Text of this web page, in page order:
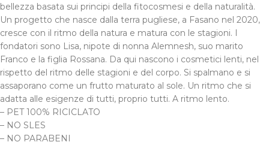
bellezza basata sui principi della fitocosmesi e della naturalità.
Un progetto che nasce dalla terra pugliese, a Fasano nel 2020,
cresce con il ritmo della natura e matura con le stagioni. I
fondatori sono Lisa, nipote di nonna Alemnesh, suo marito
Franco e la figlia Rossana. Da qui nascono i cosmetici lenti, nel
rispetto del ritmo delle stagioni e del corpo. Si spalmano e si
assaporano come un frutto maturato al sole. Un ritmo che si
adatta alle esigenze di tutti, proprio tutti. A ritmo lento.
– PET 100% RICICLATO
– NO SLES
– NO PARABENI